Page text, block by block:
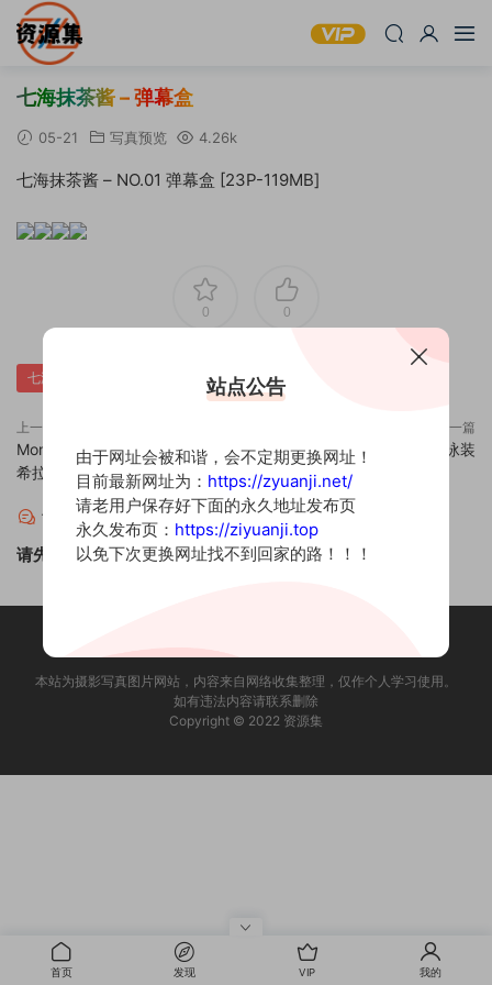
七海抹茶酱 – 弹幕盒
05-21 写真预览 4.26k
七海抹茶酱 – NO.01 弹幕盒 [23P-119MB]
0 0
七海抹茶酱-弹幕盒
上一篇
Momoko葵葵 -MBCC-S-067普
希拉 &枣糕-吃谷人黛博魂 泰特拉
下一篇
七海抹茶酱 – 尼禄泳装
评论 0
请先 登录！
本站为摄影写真图片网站，内容来自网络收集整理，仅作个人学习使用。
如有违法内容请联系删除
Copyright © 2022 资源集
首页 发现 VIP 我的
站点公告
由于网址会被和谐，会不定期更换网址！
目前最新网址为： https://zyuanji.net/
请老用户保存好下面的永久地址发布页
永久发布页： https://ziyuanji.top
以免下次更换网址找不到回家的路！！！